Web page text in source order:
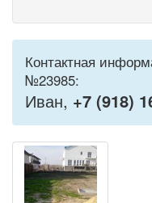
Контактная
№23985:
Иван, +7 (918)